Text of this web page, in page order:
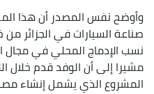
وأوضح نفس المصدر أن هذا
صناعة السيارات في الجزائر من
نسب الإدماج المحلي في مجال
مشيرا إلى أن الوفد قدم خلال
المشروع الذي يشمل إنشاء